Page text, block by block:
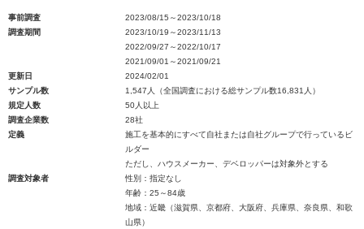
事前調査
2023/08/15～2023/10/18
調査期間
2023/10/19～2023/11/13
2022/09/27～2022/10/17
2021/09/01～2021/09/21
更新日
2024/02/01
サンプル数
1,547人（全国調査における総サンプル数16,831人）
規定人数
50人以上
調査企業数
28社
定義
施工を基本的にすべて自社または自社グループで行っているビ
ルダー
ただし、ハウスメーカー、デベロッパーは対象外とする
調査対象者
性別：指定なし
年齢：25～84歳
地域：近畿（滋賀県、京都府、大阪府、兵庫県、奈良県、和歌
山県）